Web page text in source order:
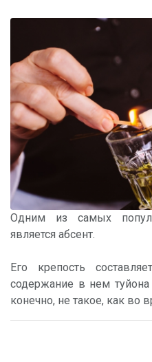
Одним из самых
является абсент.
Его крепость
содержание в нем туйона
конечно, не такое, как во